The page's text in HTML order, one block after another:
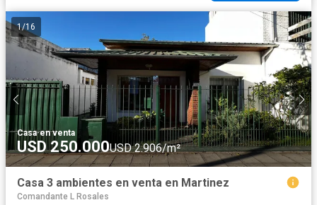
1/16
Casa·en venta
USD 250.000USD 2.906/m²
Casa 3 ambientes en venta en Martinez
Comandante L Rosales